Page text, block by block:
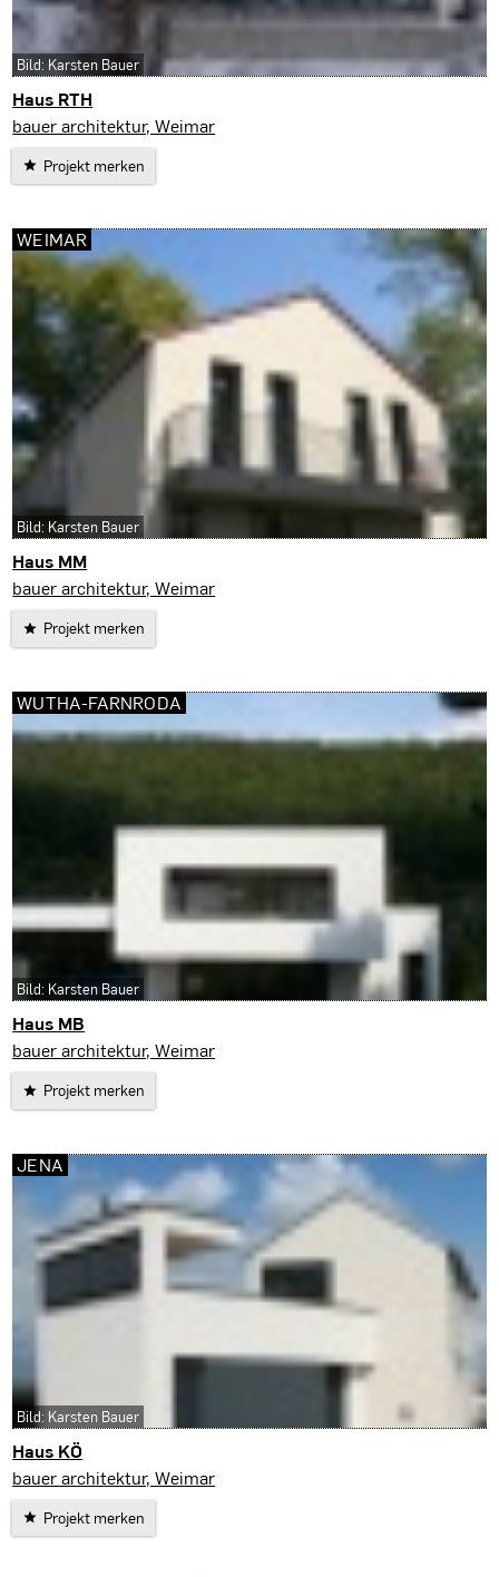
Haus RTH
Erfurt
bauer architektur, Weimar
Projekt merken
Bild: Karsten Bauer
Haus MM
Weimar
bauer architektur, Weimar
Projekt merken
WEIMAR
Bild: Karsten Bauer
Haus MB
Wutha-Farnroda
bauer architektur, Weimar
Projekt merken
WUTHA-FARNRODA
Bild: Karsten Bauer
Haus KÖ
Jena
bauer architektur, Weimar
Projekt merken
JENA
Bild: Karsten Bauer